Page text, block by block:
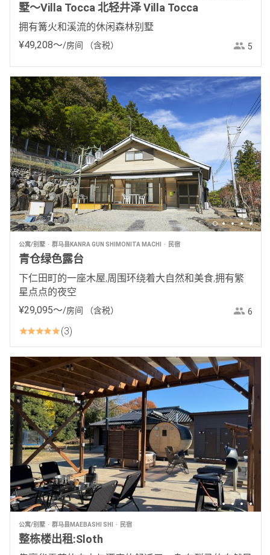
墅～Villa Tocca 北轻井泽 Villa Tocca
拥有篝火和溪流的休闲森林别墅
¥49,208〜/房间 （含税） 5
公寓/别墅 群马县KANRA GUN SHIMONITA MACHI 民宿
青仓绿色露台
下仁田町的一座木屋,周围环绕着大自然和美食,拥有繁
星点点的夜空
¥29,095〜/房间 （含税） 6
3
公寓/别墅 群马县MAEBASHI SHI 民宿
整栋楼出租:Sloth